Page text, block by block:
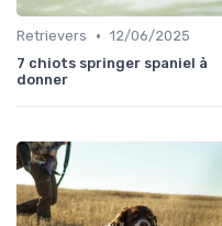
Retrievers • 12/06/2025
7 chiots springer spaniel à
donner